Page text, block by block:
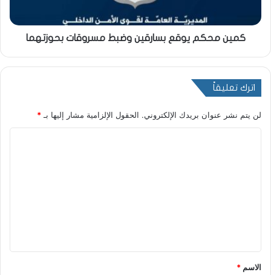
كمين محكم يوقع بسارقين وضبط مسروقات بحوزتهما
اترك تعليقاً
لن يتم نشر عنوان بريدك الإلكتروني. الحقول الإلزامية مشار إليها بـ *
*
الاسم *